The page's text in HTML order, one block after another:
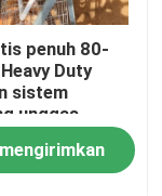
penuh 80-
Duty
sistem
unggas
pintu geser
mengirimkan